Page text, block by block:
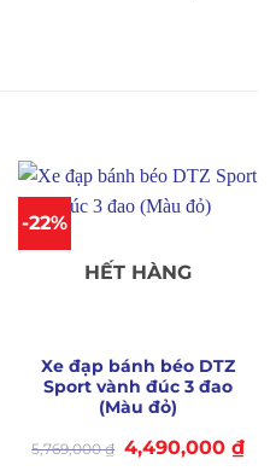
-22%
HẾT HÀNG
Xe đạp bánh béo DTZ
Sport vành đúc 3 đao
(Màu đỏ)
5,769,000₫ Giá
gốc
4,490,000 ₫Giá